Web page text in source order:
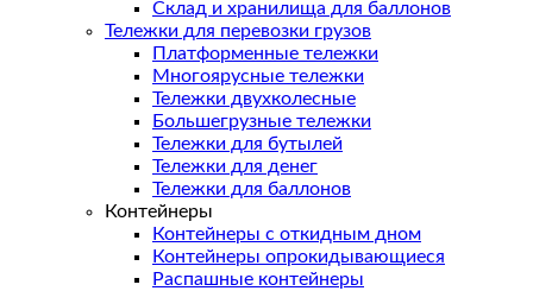
Склад и хранилища для баллонов
Тележки для перевозки грузов
Платформенные тележки
Многоярусные тележки
Тележки двухколесные
Большегрузные тележки
Тележки для бутылей
Тележки для денег
Тележки для баллонов
Контейнеры
Контейнеры с откидным дном
Контейнеры опрокидывающиеся
Распашные контейнеры